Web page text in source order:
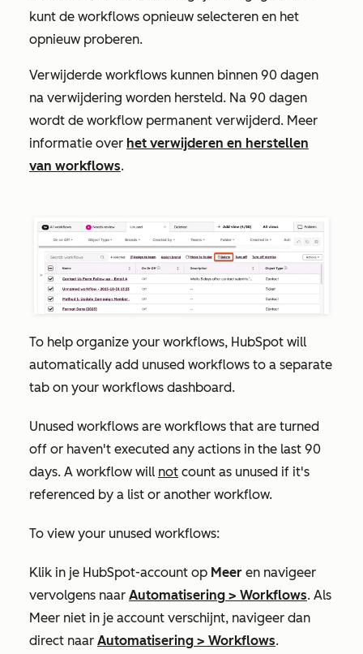
kunt de workflows opnieuw selecteren en het
opnieuw proberen.
Verwijderde workflows kunnen binnen 90 dagen
na verwijdering worden hersteld. Na 90 dagen
wordt de workflow permanent verwijderd. Meer
informatie over het verwijderen en herstellen
van workflows.
To help organize your workflows, HubSpot will
automatically add unused workflows to a separate
tab on your workflows dashboard.
Unused workflows are workflows that are turned
off or haven't executed any actions in the last 90
days. A workflow will not count as unused if it's
referenced by a list or another workflow.
To view your unused workflows:
Klik in je HubSpot-account op Meer en navigeer
vervolgens naar Automatisering > Workflows. Als
Meer niet in je account verschijnt, navigeer dan
direct naar Automatisering > Workflows.